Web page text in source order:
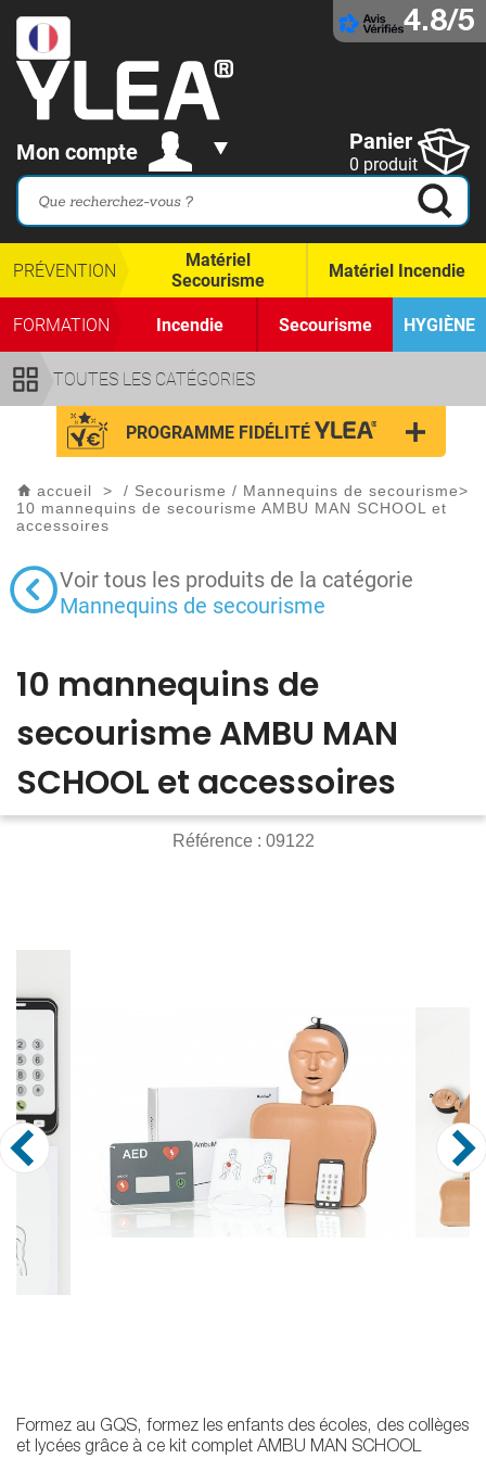
4.8/5
Mon compte Panier
0 produit
TOUTES LES CATÉGORIES
PRÉVENTION
Matériel
Secourisme
Matériel Incendie
FORMATION Incendie Secourisme HYGIÈNE
PROGRAMME FIDÉLITÉ
accueil > / Secourisme / Mannequins de secourisme>
10 mannequins de secourisme AMBU MAN SCHOOL et
accessoires
Voir tous les produits de la catégorie
Mannequins de secourisme
10 mannequins de
secourisme AMBU MAN
SCHOOL et accessoires
Référence : 09122
Formez au GQS, formez les enfants des écoles, des collèges
et lycées grâce à ce kit complet AMBU MAN SCHOOL